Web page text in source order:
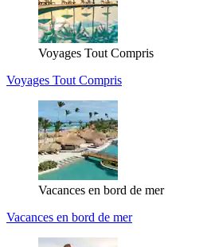
Voyages Tout Compris
Voyages Tout Compris
Vacances en bord de mer
Vacances en bord de mer